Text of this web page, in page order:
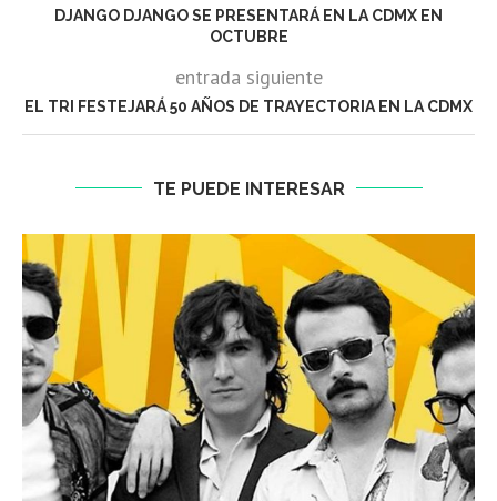
DJANGO DJANGO SE PRESENTARÁ EN LA CDMX EN
OCTUBRE
entrada siguiente
EL TRI FESTEJARÁ 50 AÑOS DE TRAYECTORIA EN LA CDMX
TE PUEDE INTERESAR